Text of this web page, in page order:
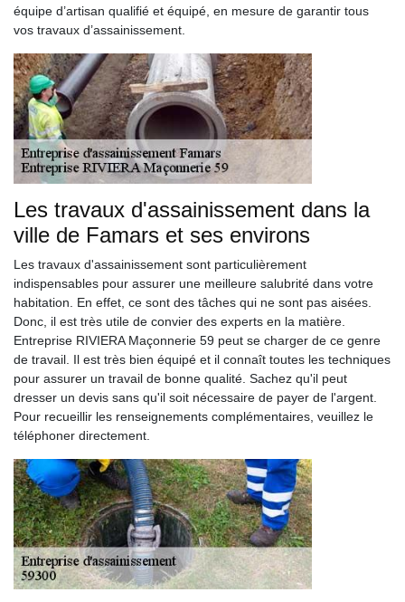
équipe d’artisan qualifié et équipé, en mesure de garantir tous
vos travaux d’assainissement.
Les travaux d'assainissement dans la
ville de Famars et ses environs
Les travaux d'assainissement sont particulièrement
indispensables pour assurer une meilleure salubrité dans votre
habitation. En effet, ce sont des tâches qui ne sont pas aisées.
Donc, il est très utile de convier des experts en la matière.
Entreprise RIVIERA Maçonnerie 59 peut se charger de ce genre
de travail. Il est très bien équipé et il connaît toutes les techniques
pour assurer un travail de bonne qualité. Sachez qu'il peut
dresser un devis sans qu'il soit nécessaire de payer de l'argent.
Pour recueillir les renseignements complémentaires, veuillez le
téléphoner directement.